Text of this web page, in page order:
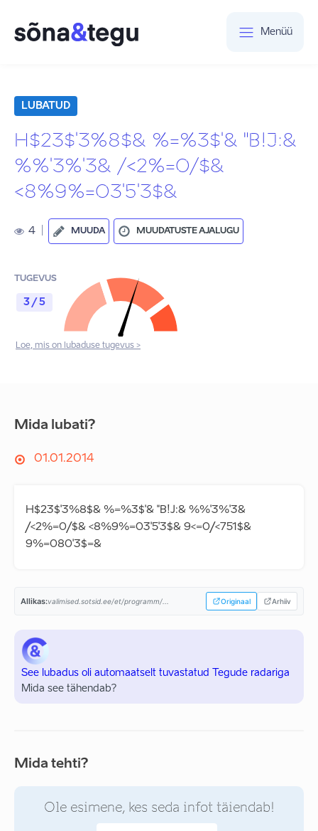
Menüü
LUBATUD
H$23$'3%8$& %=%3$'& "B!J:&
%%'3%'3& /<2%=0/$&
<8%9%=03'5'3$&
4 MUUDA MUUDATUSTE AJALUGU
TUGEVUS
3 / 5
Loe, mis on lubaduse tugevus >
Mida lubati?
01.01.2014
H$23$'3%8$& %=%3$'& "B!J:& %%'3%'3&
/<2%=0/$& <8%9%=03'5'3$& 9<=0/<751$&
9%=080'3$=&
Allikas:valimised.sotsid.ee/et/programm/... Originaal Arhiiv
See lubadus oli automaatselt tuvastatud Tegude radariga
Mida see tähendab?
Mida tehti?
Ole esimene, kes seda infot täiendab!